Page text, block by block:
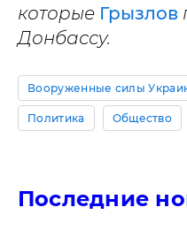
которые Грызлов
Донбассу.
Вооруженные силы
Политика Общество
Последние